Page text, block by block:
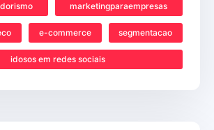
marketingparaempresas
e-commerce segmentacao
idosos em redes sociais